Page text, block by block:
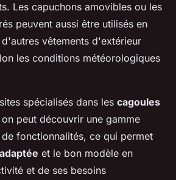
Les capuchons amovibles ou les
peuvent aussi être utilisés en
vêtements d'extérieur
les conditions météorologiques
spécialisés dans les cagoules
on peut découvrir une gamme
fonctionnalités, ce qui permet
et le bon modèle en
et de ses besoins